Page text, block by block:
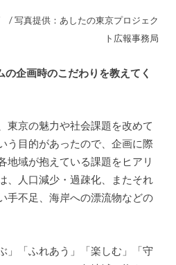
/ 写真提供：あしたの東京プロジェク
ト広報事務局
企画時のこだわりを教えてく
東京の魅力や社会課題を改めて
う目的があったので、企画に際
地域が抱えている課題をヒアリ
、人口減少・過疎化、またそれ
手不足、海岸への漂流物などの
」「ふれあう」「楽しむ」「守